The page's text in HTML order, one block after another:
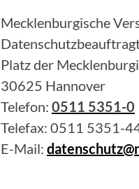
Mecklenburgische
Platz der
30625 Hannover
Telefon: 0511 5351-0
Telefax: 0511 5351-
E-Mail: